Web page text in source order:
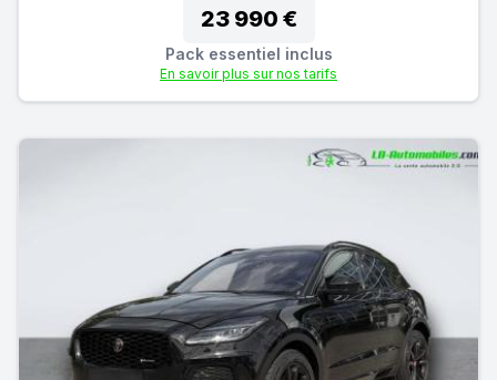
23 990 €
Pack essentiel inclus
En savoir plus sur nos tarifs